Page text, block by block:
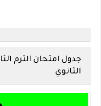
جدول امتحان الترم
الثانوي